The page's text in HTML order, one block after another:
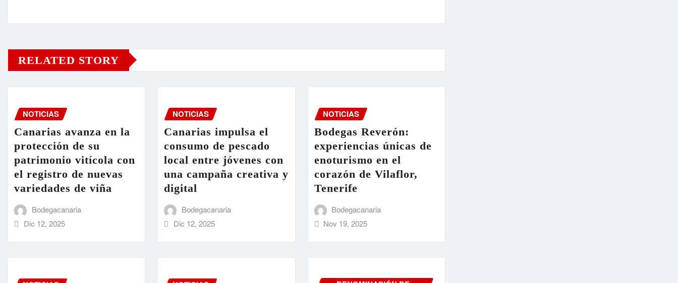
RELATED STORY
NOTICIAS
Canarias avanza en la
protección de su
patrimonio vitícola con
el registro de nuevas
variedades de viña
Bodegacanaria
Dic 12, 2025
NOTICIAS
Canarias impulsa el
consumo de pescado
local entre jóvenes con
una campaña creativa y
digital
Bodegacanaria
Dic 12, 2025
NOTICIAS
Bodegas Reverón:
experiencias únicas de
enoturismo en el
corazón de Vilaflor,
Tenerife
Bodegacanaria
Nov 19, 2025